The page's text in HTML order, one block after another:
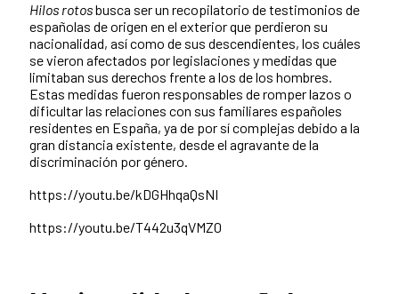
Hilos rotosbusca ser un recopilatorio de testimonios de
españolas de origen en el exterior que perdieron su
nacionalidad, así como de sus descendientes, los cuáles
se vieron afectados por legislaciones y medidas que
limitaban sus derechos frente a los de los hombres.
Estas medidas fueron responsables de romper lazos o
dificultar las relaciones con sus familiares españoles
residentes en España, ya de por sí complejas debido a la
gran distancia existente, desde el agravante de la
discriminación por género.
https://youtu.be/kDGHhqaQsNI
https://youtu.be/T442u3qVMZ0